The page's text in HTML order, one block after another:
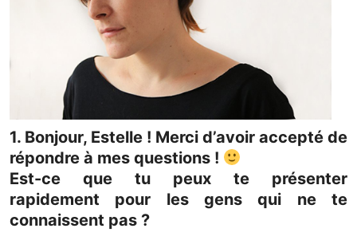
1. Bonjour, Estelle ! Merci d’avoir accepté de
répondre à mes questions !
Est-ce que tu peux te présenter
rapidement pour les gens qui ne te
connaissent pas ?